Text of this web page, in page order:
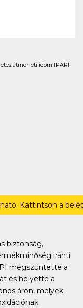
átmeneti idom IPARI
Kattintson a
biztonság,
iránti
megszüntette a
és helyette a
áron, melyek